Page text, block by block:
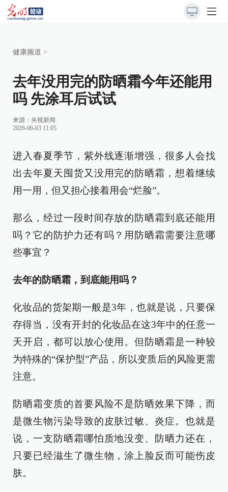
健康频道 >
去年没用完的防晒霜今年还能用
吗 先涂耳后试试
来源： 央视新闻
2026-06-03 11:05
进入春夏季节，紫外线逐渐增强，很多人会找
出去年夏天囤货又没用完的防晒霜，想着继续
用一用，但又担心接着用会“烂脸”。
那么，经过一段时间存放的防晒霜到底还能用
吗？它的防护力还有吗？用防晒霜需要注意哪
些事宜？
去年的防晒霜，到底能用吗？
化妆品的货架期一般是3年，也就是说，只要保
存得当，没有开封的化妆品在这3年中的任意一
天开启，都可以放心使用。但防晒霜是一种较
为特殊的“保护型”产品，所以变质后的风险更需
注意。
防晒霜变质的首要风险不是防晒效果下降，而
是微生物污染导致的皮肤过敏、炎症。也就是
说，一支防晒霜哪怕质地没变、防晒力还在，
只要已经滋生了微生物，涂上脸反而可能伤皮
肤。